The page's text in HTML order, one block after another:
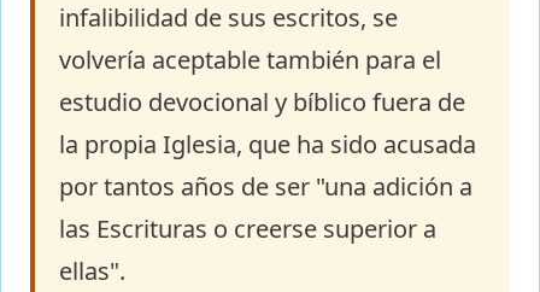
infalibilidad de sus escritos, se
volvería aceptable también para el
estudio devocional y bíblico fuera de
la propia Iglesia, que ha sido acusada
por tantos años de ser "una adición a
las Escrituras o creerse superior a
ellas".